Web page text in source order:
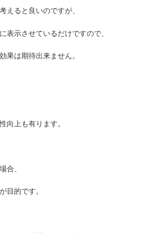
えると良いのですが、
表示させているだけですので、
果は期待出来ません。
向上も有ります。
合、
目的です。